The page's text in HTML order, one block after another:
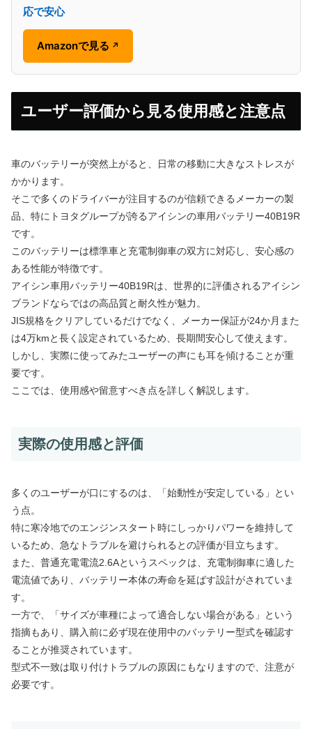
応で安心
Amazonで見る ↗
ユーザー評価から見る使用感と注意点
車のバッテリーが突然上がると、日常の移動に大きなストレスが
かかります。
そこで多くのドライバーが注目するのが信頼できるメーカーの製
品、特にトヨタグループが誇るアイシンの車用バッテリー40B19R
です。
このバッテリーは標準車と充電制御車の双方に対応し、安心感の
ある性能が特徴です。
アイシン車用バッテリー40B19Rは、世界的に評価されるアイシン
ブランドならではの高品質と耐久性が魅力。
JIS規格をクリアしているだけでなく、メーカー保証が24か月また
は4万kmと長く設定されているため、長期間安心して使えます。
しかし、実際に使ってみたユーザーの声にも耳を傾けることが重
要です。
ここでは、使用感や留意すべき点を詳しく解説します。
実際の使用感と評価
多くのユーザーが口にするのは、「始動性が安定している」とい
う点。
特に寒冷地でのエンジンスタート時にしっかりパワーを維持して
いるため、急なトラブルを避けられるとの評価が目立ちます。
また、普通充電電流2.6Aというスペックは、充電制御車に適した
電流値であり、バッテリー本体の寿命を延ばす設計がされていま
す。
一方で、「サイズが車種によって適合しない場合がある」という
指摘もあり、購入前に必ず現在使用中のバッテリー型式を確認す
ることが推奨されています。
型式不一致は取り付けトラブルの原因にもなりますので、注意が
必要です。